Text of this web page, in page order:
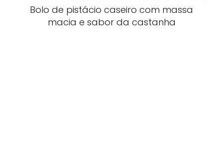
Bolo de pistácio caseiro com massa
macia e sabor da castanha